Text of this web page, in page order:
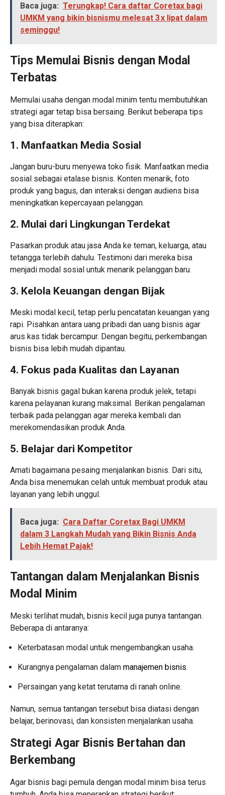
Baca juga: Terungkap! Cara daftar Coretax bagi
UMKM yang bikin bisnismu melesat 3 x lipat dalam
seminggu!
Tips Memulai Bisnis dengan Modal
Terbatas
Memulai usaha dengan modal minim tentu membutuhkan
strategi agar tetap bisa bersaing. Berikut beberapa tips
yang bisa diterapkan:
1. Manfaatkan Media Sosial
Jangan buru-buru menyewa toko fisik. Manfaatkan media
sosial sebagai etalase bisnis. Konten menarik, foto
produk yang bagus, dan interaksi dengan audiens bisa
meningkatkan kepercayaan pelanggan.
2. Mulai dari Lingkungan Terdekat
Pasarkan produk atau jasa Anda ke teman, keluarga, atau
tetangga terlebih dahulu. Testimoni dari mereka bisa
menjadi modal sosial untuk menarik pelanggan baru.
3. Kelola Keuangan dengan Bijak
Meski modal kecil, tetap perlu pencatatan keuangan yang
rapi. Pisahkan antara uang pribadi dan uang bisnis agar
arus kas tidak bercampur. Dengan begitu, perkembangan
bisnis bisa lebih mudah dipantau.
4. Fokus pada Kualitas dan Layanan
Banyak bisnis gagal bukan karena produk jelek, tetapi
karena pelayanan kurang maksimal. Berikan pengalaman
terbaik pada pelanggan agar mereka kembali dan
merekomendasikan produk Anda.
5. Belajar dari Kompetitor
Amati bagaimana pesaing menjalankan bisnis. Dari situ,
Anda bisa menemukan celah untuk membuat produk atau
layanan yang lebih unggul.
Baca juga: Cara Daftar Coretax Bagi UMKM
dalam 3 Langkah Mudah yang Bikin Bisnis Anda
Lebih Hemat Pajak!
Tantangan dalam Menjalankan Bisnis
Modal Minim
Meski terlihat mudah, bisnis kecil juga punya tantangan.
Beberapa di antaranya:
Keterbatasan modal untuk mengembangkan usaha.
Kurangnya pengalaman dalam manajemen bisnis.
Persaingan yang ketat terutama di ranah online.
Namun, semua tantangan tersebut bisa diatasi dengan
belajar, berinovasi, dan konsisten menjalankan usaha.
Strategi Agar Bisnis Bertahan dan
Berkembang
Agar bisnis bagi pemula dengan modal minim bisa terus